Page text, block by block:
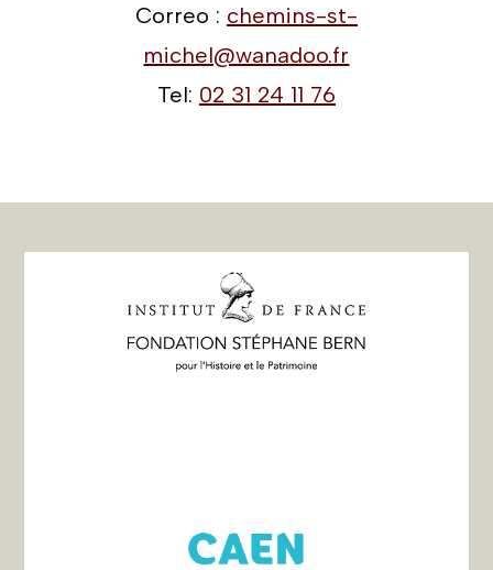
Correo : chemins-st-
michel@wanadoo.fr
Tel: 02 31 24 11 76